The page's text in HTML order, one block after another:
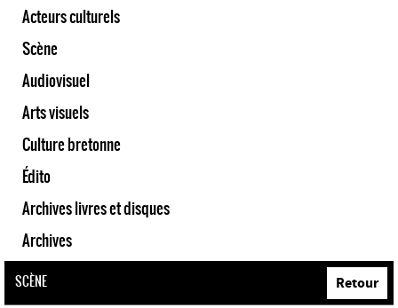
Acteurs culturels
Scène
Audiovisuel
Arts visuels
Culture bretonne
Édito
Archives livres et disques
Archives
SCÈNE Retour